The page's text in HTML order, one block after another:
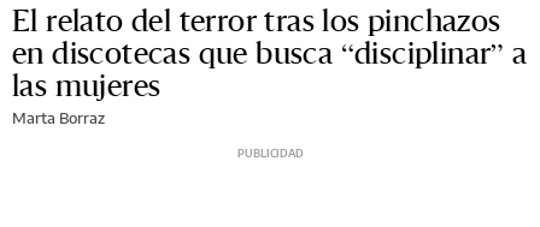
El relato del terror tras los pinchazos
en discotecas que busca “disciplinar” a
las mujeres
Marta Borraz